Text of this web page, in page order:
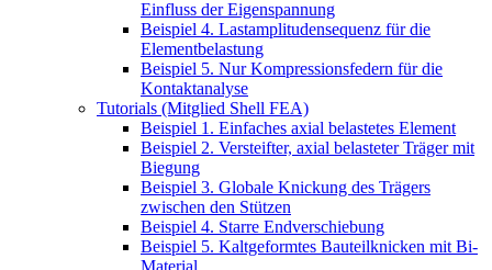
Einfluss der Eigenspannung
Beispiel 4. Lastamplitudensequenz für die
Elementbelastung
Beispiel 5. Nur Kompressionsfedern für die
Kontaktanalyse
Tutorials (Mitglied Shell FEA)
Beispiel 1. Einfaches axial belastetes Element
Beispiel 2. Versteifter, axial belasteter Träger mit
Biegung
Beispiel 3. Globale Knickung des Trägers
zwischen den Stützen
Beispiel 4. Starre Endverschiebung
Beispiel 5. Kaltgeformtes Bauteilknicken mit Bi-